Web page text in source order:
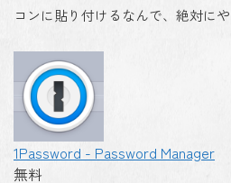
コンに貼り付けるなんで、絶対にや
1Password - Password Manager
無料